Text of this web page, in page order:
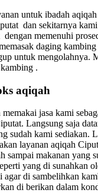
untuk ibadah
dan sekitarnya
memenuhi
daging
untuk mengolahnya.
.
aqiqah
jasa kami
Langsung saja
sudah kami sediakan.
layanan aqiqah
sampai makanan yang
yang di sunahkan
agar di sambelihkan
di berikan dalam